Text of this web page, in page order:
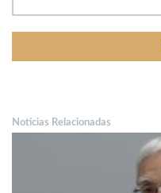
Noticias Relacionadas